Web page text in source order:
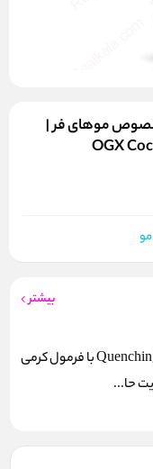
موهای فر |
OGX
بیشتر
موس مو OGX مدل Quenching + Coconut Curls با فرمول کرمی
حا...